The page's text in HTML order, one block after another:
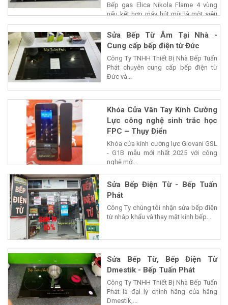
Bếp gas Elica Nikola Flame 4 vùng
nấu kết hợp máy hút mùi là một siêu
phẩm của...
Sửa Bếp Từ Âm Tại Nhà -
Cung cấp bếp điện từ Đức
Công Ty TNHH Thiết Bị Nhà Bếp Tuấn
Phát chuyên cung cấp bếp điện từ
Đức và...
Khóa Cửa Vân Tay Kính Cường
Lực công nghệ sinh trắc học
FPC – Thụy Điển
Khóa cửa kính cường lực Giovani GSL
- G1B mẫu mới nhất 2025 với công
nghệ mở...
Sửa Bếp Điện Từ - Bếp Tuấn
Phát
Công Ty chúng tôi nhận sửa bếp điện
từ nhâp khẩu và thay mặt kính bếp...
Sửa Bếp Từ, Bếp Điện Từ
Dmestik - Bếp Tuấn Phát
Công Ty TNHH Thiết Bị Nhà Bếp Tuấn
Phát là đại lý chính hãng của hãng
Dmestik,...